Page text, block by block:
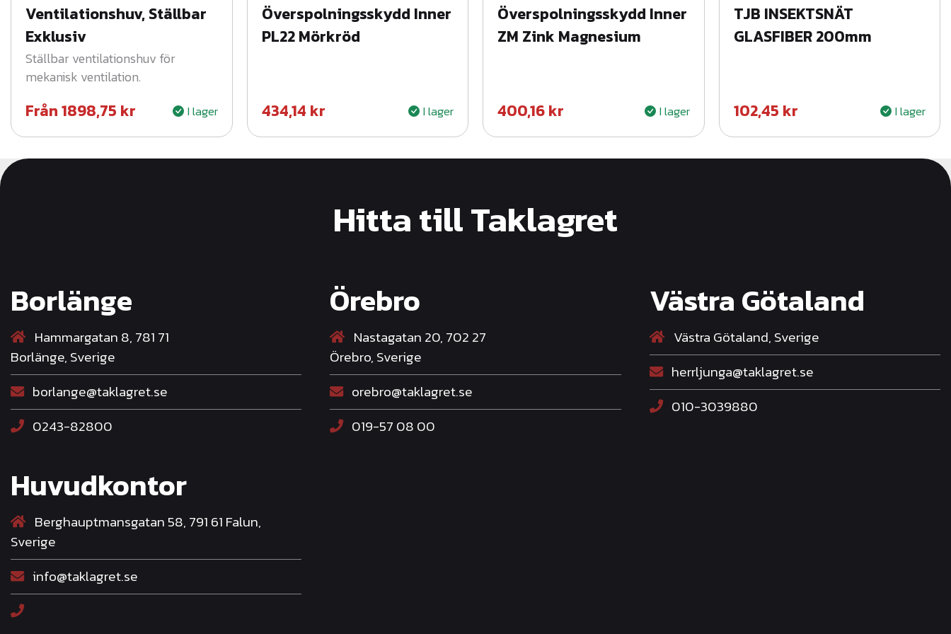
v
a
ä
n
g
Ventilationshuv, Ställbar
Exklusiv
Ställbar ventilationshuv för
mekanisk ventilation.
Från1898,75 kr I lager
Överspolningsskydd Inner
PL22 Mörkröd
434,14 kr I lager
Överspolningsskydd Inner
ZM Zink Magnesium
400,16kr I lager
TJB INSEKTSNÄT
GLASFIBER 200mm
102,45 kr I lager
Hitta till Taklagret
Borlänge
Hammargatan 8, 781 71
Borlänge, Sverige
borlange@taklagret.se
0243-82800
Örebro
Nastagatan 20, 702 27
Örebro, Sverige
orebro@taklagret.se
019-57 08 00
Västra Götaland
Västra Götaland, Sverige
herrljunga@taklagret.se
010-3039880
Huvudkontor
Berghauptmansgatan 58, 791 61 Falun,
Sverige
info@taklagret.se